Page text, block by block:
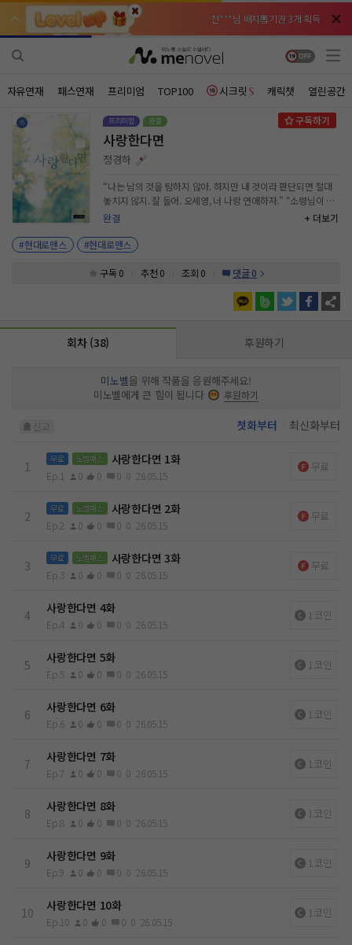
천***님 배지뽑기권 3개 획득
천***님 배지뽑기권 3개 획득
메**님 체험권 3일 획득
메**님 체험권 3일 획득
주**님 일반뽑기권 2개 획득
주**님 일반뽑기권 2개 획득
갈***님 후원10코인 획득
갈***님 후원10코인 획득
자유연재 패스연재 프리미엄 TOP100 시크릿 캐릭챗 열린공간
사랑한다면
정경하
완결
“나는 남의 것을 탐하지 않아. 하지만 내 것이라 판단되면 절대
놓치지 않지. 잘 들어. 오세영, 너 나랑 연애하자.” “소령님이 말
하는 연애, 그건 경계가 어디까지인 거죠?” “경계라……. 남자랑
들유들한 반문에 당황하지 말자 해도 얼굴 근육이 저절로 꿈틀거
렸다. 무슨 말을 해도 민태경을 당황스럽게 만들지 못할 거란 생
각이 들자 부아가 치밀었다. 설상가상 웃음기를 말끔히 지운 그
조여들었다. 세영은 깊이를 알 수 없는 눈으로 바라보는 남자의
시선을 마주칠 수가 없었다. 당황이 지나치자 성질이 났다. 빌어
먹을. 무슨 말을 해도 이길 수가 없어! 애송이처럼 부끄러움을 드
러낸다면 오세영이 아닌 거다. 그녀는 쏘는 듯 태경을 노려보았
내자고 말할 때, 역시 깨끗하게 정리해 줄게요. 확답을 해주면,
좋아요. 우리 연애해요. 하지만 아니라면 더 이상의 딜은 없어
+ 더보기
#현대로맨스
#현대로맨스
구독 0 추천 0 조회 0 댓글 0
회차 (38) 후원하기
미노벨을 위해 작품을 응원해주세요!
미노벨에게 큰 힘이 됩니다
후원하기
신고 첫화부터 최신화부터
1
무료 노벨패스 사랑한다면 1화
Ep.1 0 0 0 0 26.05.15
무료
2
무료 노벨패스 사랑한다면 2화
Ep.2 0 0 0 0 26.05.15
무료
3
무료 노벨패스 사랑한다면 3화
Ep.3 0 0 0 0 26.05.15
무료
4 사랑한다면 4화
Ep.4 0 0 0 0 26.05.15
1코인
5 사랑한다면 5화
Ep.5 0 0 0 0 26.05.15
1코인
6 사랑한다면 6화
Ep.6 0 0 0 0 26.05.15
1코인
7 사랑한다면 7화
Ep.7 0 0 0 0 26.05.15
1코인
8 사랑한다면 8화
Ep.8 0 0 0 0 26.05.15
1코인
9 사랑한다면 9화
Ep.9 0 0 0 0 26.05.15
1코인
10 사랑한다면 10화
Ep.10 0 0 0 0 26.05.15
1코인